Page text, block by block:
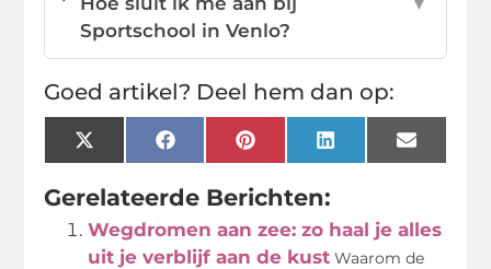
Sportschool in Venlo?
Goed artikel? Deel hem dan op:
X
(Twitter)
FacebookPinterestLinkedInEmail
Gerelateerde Berichten:
Wegdromen aan zee: zo haal je alles
uit je verblijf aan de kust Waarom de